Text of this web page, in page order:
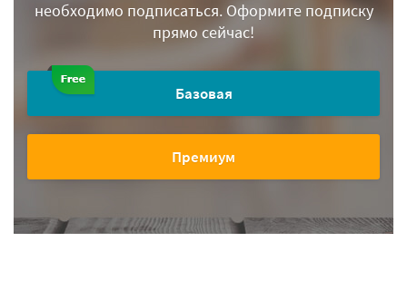
необходимо подписаться.Оформите подписку
прямо сейчас!
Базовая
Премиум